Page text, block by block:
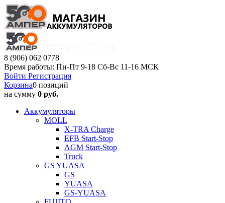
8 (906) 062 0778
Время работы: Пн-Пт 9-18 Сб-Вс 11-16 МСК
Войти Регистрация
Корзина0 позиций
на сумму 0 руб.
Аккумуляторы
MOLL
X-TRA Charge
EFB Start-Stop
AGM Start-Stop
Truck
GS YUASA
GS
YUASA
GS-YUASA